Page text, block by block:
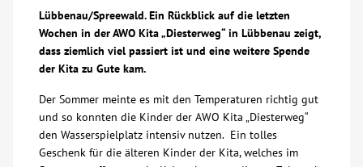
Begegnung
Über uns
Lübbenau/Spreewald. Ein Rückblick auf die letzten
Wochen in der AWO Kita „Diesterweg“ in Lübbenau zeigt,
dass ziemlich viel passiert ist und eine weitere Spende
der Kita zu Gute kam.
Der Sommer meinte es mit den Temperaturen richtig gut
und so konnten die Kinder der AWO Kita „Diesterweg“
den Wasserspielplatz intensiv nutzen. Ein tolles
Geschenk für die älteren Kinder der Kita, welches im